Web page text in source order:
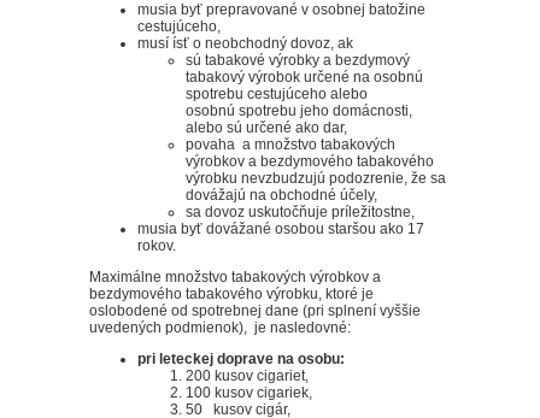
musia byť prepravované v osobnej batožine
cestujúceho,
musí ísť o neobchodný dovoz, ak
sú tabakové výrobky a bezdymový
tabakový výrobok určené na osobnú
spotrebu cestujúceho alebo
osobnú spotrebu jeho domácnosti,
alebo sú určené ako dar,
povaha a množstvo tabakových
výrobkov a bezdymového tabakového
výrobku nevzbudzujú podozrenie, že sa
dovážajú na obchodné účely,
sa dovoz uskutočňuje príležitostne,
musia byť dovážané osobou staršou ako 17
rokov.
Maximálne množstvo tabakových výrobkov a
bezdymového tabakového výrobku, ktoré je
oslobodené od spotrebnej dane (pri splnení vyššie
uvedených podmienok), je nasledovné:
pri leteckej doprave na osobu:
200 kusov cigariet,
100 kusov cigariek,
50 kusov cigár,